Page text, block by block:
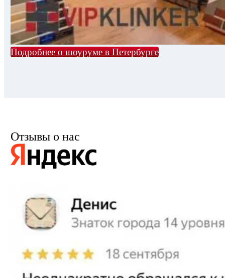
Подробнее о шоуруме в Петербурге
Отзывы о нас